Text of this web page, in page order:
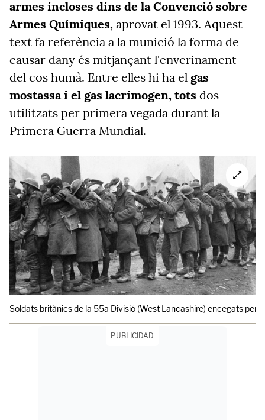
armes incloses dins de la Convenció sobre
Armes Químiques, aprovat el 1993. Aquest
text fa referència a la munició la forma de
causar dany és mitjançant l'enverinament
del cos humà. Entre elles hi ha el gas
mostassa i el gas lacrimogen, tots dos
utilitzats per primera vegada durant la
Primera Guerra Mundial.
Soldats britànics de la 55a Divisió (West Lancashire) encegats
PUBLICIDAD